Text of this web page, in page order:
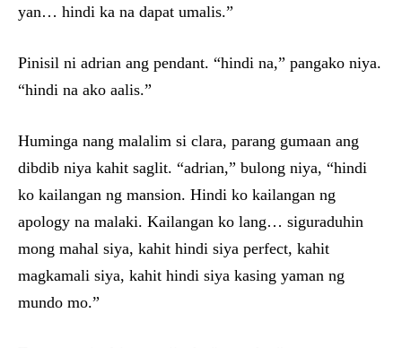
yan… hindi ka na dapat umalis.”
Pinisil ni adrian ang pendant. “hindi na,” pangako niya.
“hindi na ako aalis.”
Huminga nang malalim si clara, parang gumaan ang
dibdib niya kahit saglit. “adrian,” bulong niya, “hindi
ko kailangan ng mansion. Hindi ko kailangan ng
apology na malaki. Kailangan ko lang… siguraduhin
mong mahal siya, kahit hindi siya perfect, kahit
magkamali siya, kahit hindi siya kasing yaman ng
mundo mo.”